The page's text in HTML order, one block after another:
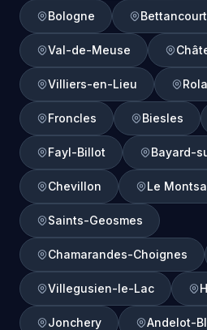
Bologne
Val-de-Meuse
Villiers-en-Lieu
Froncles Biesles
Fayl-Billot Bayard-
Chevillon Le
Saints-Geosmes
Chamarandes-Choignes
Villegusien-le-Lac
Jonchery Andelot-